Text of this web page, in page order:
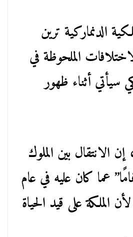
الدنماركية ترين
الملحوظة في
سيأتي أثناء ظهور
الانتقال بين الملوك
عما كان عليه في عام